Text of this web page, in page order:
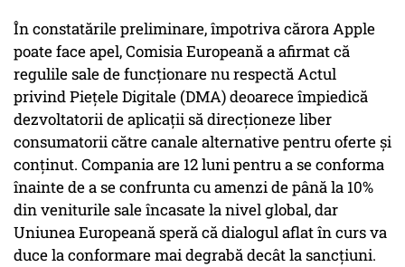
În constatările preliminare, împotriva cărora Apple
poate face apel, Comisia Europeană a afirmat că
regulile sale de funcționare nu respectă Actul
privind Piețele Digitale (DMA) deoarece împiedică
dezvoltatorii de aplicații să direcționeze liber
consumatorii către canale alternative pentru oferte și
conținut. Compania are 12 luni pentru a se conforma
înainte de a se confrunta cu amenzi de până la 10%
din veniturile sale încasate la nivel global, dar
Uniunea Europeană speră că dialogul aflat în curs va
duce la conformare mai degrabă decât la sancțiuni.